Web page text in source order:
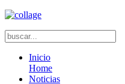
Inicio
Home
Noticias